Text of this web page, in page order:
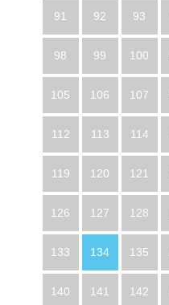
91 92 93
98 99 100
105 106 107
112 113 114
119 120 121
126 127 128
133 134 135
140 141 142